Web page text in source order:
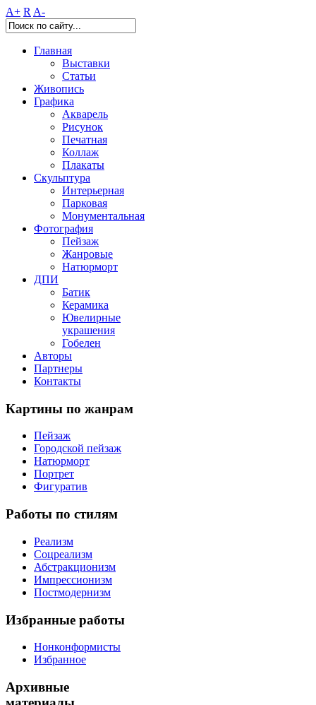
A+ R A-
Главная
Выставки
Статьи
Живопись
Графика
Акварель
Рисунок
Печатная
Коллаж
Плакаты
Скульптура
Интерьерная
Парковая
Монументальная
Фотография
Пейзаж
Жанровые
Натюрморт
ДПИ
Батик
Керамика
Ювелирные
украшения
Гобелен
Авторы
Партнеры
Контакты
Картины по жанрам
Пейзаж
Городской пейзаж
Натюрморт
Портрет
Фигуратив
Работы по стилям
Реализм
Соцреализм
Абстракционизм
Импрессионизм
Постмодернизм
Избранные работы
Нонконформисты
Избранное
Архивные